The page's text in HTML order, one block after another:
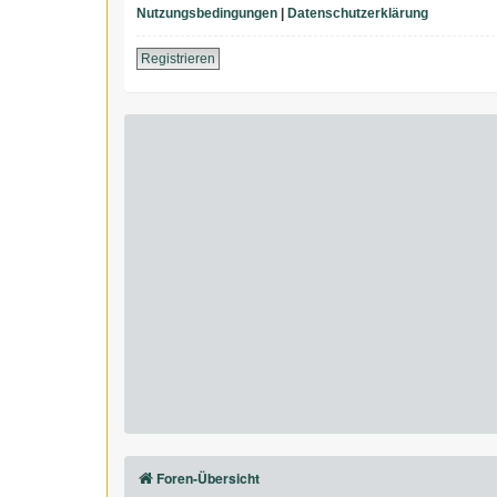
Nutzungsbedingungen | Datenschutzerklärung
Registrieren
Foren-Übersicht